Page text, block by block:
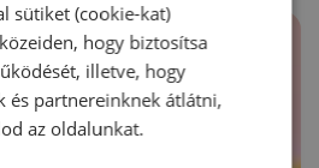
sütiket (cookie-kat)
hogy biztosítsa
illetve, hogy
és partnereinknek átlátni,
az oldalunkat.